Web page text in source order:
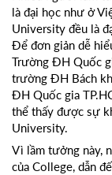
là đại học như ở
University đều là
Để đơn giản dễ
Trường ĐH Quốc
trường ĐH Bách
ĐH Quốc gia
thể thấy được sự
University.
Vì lầm tưởng này,
của College, dẫn